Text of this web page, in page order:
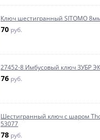
Ключ шестигранный SITOMO
70 руб.
27452-8 Имбусовый ключ ЗУБР
76 руб.
Шестигранный ключ с шаром
53077
78 руб.